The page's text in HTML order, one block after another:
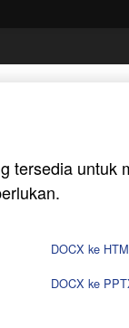
tersedia untuk
DOCX ke
DOCX ke